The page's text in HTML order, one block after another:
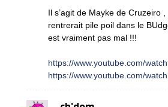
Il s’agit de Mayke de Cruzeiro
rentrerait pile poil dans le
est vraiment pas mal !!!
https://www.youtube.com/
https://www.youtube.com/